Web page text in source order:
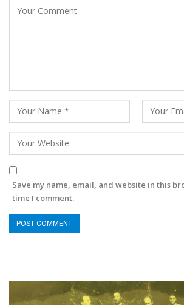
Save my name, email, and website in this
time I comment.